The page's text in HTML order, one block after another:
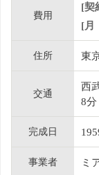
費用
[契
[
住所 東
交通
西
8
完成日
事業者 ミ